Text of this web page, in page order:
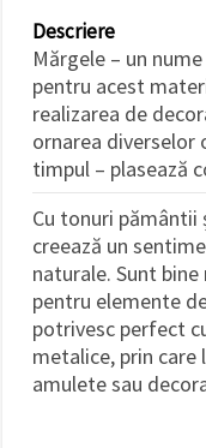
Descriere
Mărgele – un
pentru acest
realizarea de
ornarea diverselor
timpul – plasează
Cu tonuri pământii
creează un
naturale. Sunt
pentru elemente
potrivesc perfect
metalice, prin
amulete sau